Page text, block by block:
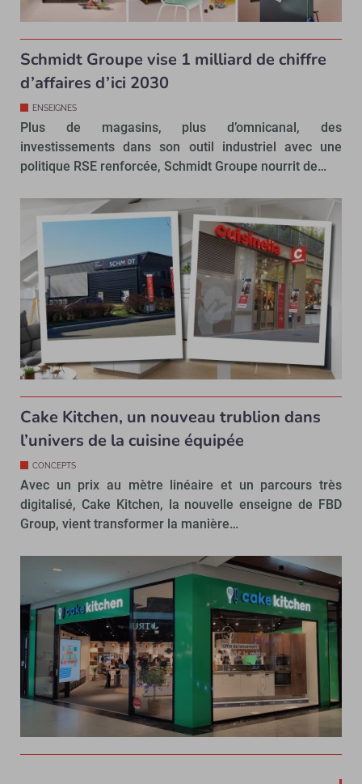
Schmidt Groupe vise 1 milliard de chiffre
d’affaires d’ici 2030
ENSEIGNES
Plus de magasins, plus d’omnicanal, des
investissements dans son outil industriel avec une
politique RSE renforcée, Schmidt Groupe nourrit de…
Cake Kitchen, un nouveau trublion dans
l’univers de la cuisine équipée
CONCEPTS
Avec un prix au mètre linéaire et un parcours très
digitalisé, Cake Kitchen, la nouvelle enseigne de FBD
Group, vient transformer la manière…